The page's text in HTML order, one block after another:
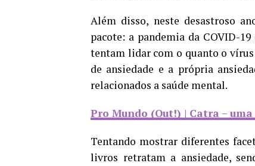
Além disso, neste desastroso
pacote: a pandemia da COVID-
tentam lidar com o quanto o vírus
de ansiedade e a própria
relacionados a saúde mental.
Pro Mundo (Out!) | Catra –
Tentando mostrar diferentes
livros retratam a ansiedade,